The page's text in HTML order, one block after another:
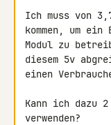
Ich muss von
kommen, um
Modul zu
diesem 5v
einen
Kann ich dazu
verwenden?